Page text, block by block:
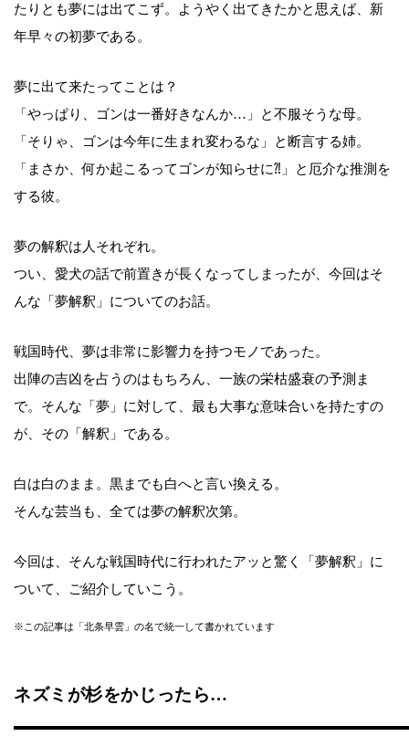
たりとも夢には出てこず。ようやく出てきたかと思えば、新
年早々の初夢である。
夢に出て来たってことは？
「やっぱり、ゴンは一番好きなんか…」と不服そうな母。
「そりゃ、ゴンは今年に生まれ変わるな」と断言する姉。
「まさか、何か起こるってゴンが知らせに⁈」と厄介な推測を
する彼。
夢の解釈は人それぞれ。
つい、愛犬の話で前置きが長くなってしまったが、今回はそ
んな「夢解釈」についてのお話。
戦国時代、夢は非常に影響力を持つモノであった。
出陣の吉凶を占うのはもちろん、一族の栄枯盛衰の予測ま
で。そんな「夢」に対して、最も大事な意味合いを持たすの
が、その「解釈」である。
白は白のまま。黒までも白へと言い換える。
そんな芸当も、全ては夢の解釈次第。
今回は、そんな戦国時代に行われたアッと驚く「夢解釈」に
ついて、ご紹介していこう。
※この記事は「北条早雲」の名で統一して書かれています
ネズミが杉をかじったら…